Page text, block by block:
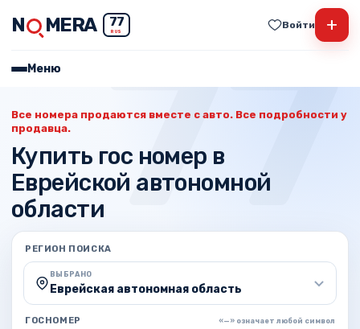
N MERA 77
RUS
Войти +
Меню
Все номера продаются вместе с авто. Все подробности у
продавца.
Купить гос номер в
Еврейской автономной
области
РЕГИОН ПОИСКА
ВЫБРАНО
Еврейская автономная область
ГОСНОМЕР «—» означает любой символ